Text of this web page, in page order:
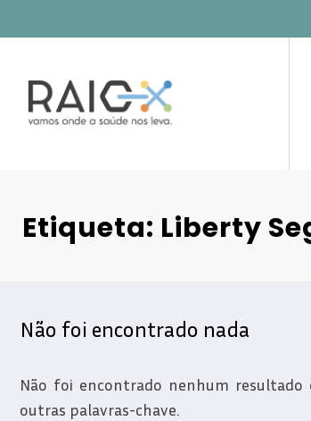
para
conteúdo
Etiqueta: Liberty
Não foi encontrado nada
Não foi encontrado nenhum
outras palavras-chave.